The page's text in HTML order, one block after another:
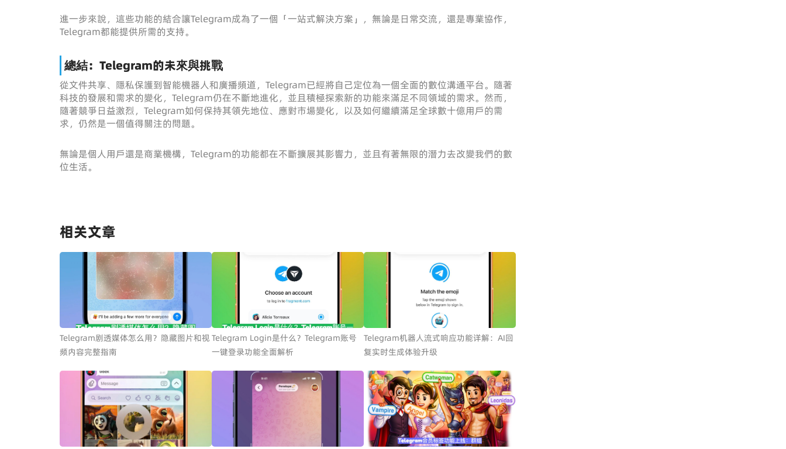
進一步來說，這些功能的結合讓Telegram成為了一個「一站式解決方案」，無論是日常交流，還是專業協作，
Telegram都能提供所需的支持。
總結：Telegram的未來與挑戰
從文件共享、隱私保護到智能機器人和廣播頻道，Telegram已經將自己定位為一個全面的數位溝通平台。隨著
科技的發展和需求的變化，Telegram仍在不斷地進化，並且積極探索新的功能來滿足不同領域的需求。然而，
隨著競爭日益激烈，Telegram如何保持其領先地位、應對市場變化，以及如何繼續滿足全球數十億用戶的需
求，仍然是一個值得關注的問題。
無論是個人用戶還是商業機構，Telegram的功能都在不斷擴展其影響力，並且有著無限的潛力去改變我們的數
位生活。
相关文章
Telegram剧透媒体怎么用？隐藏图片和视
频内容完整指南
Telegram Login是什么？Telegram账号
一键登录功能全面解析
Telegram机器人流式响应功能详解：AI回
复实时生成体验升级